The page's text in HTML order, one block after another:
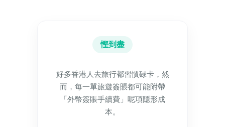
慳到盡
好多香港人去旅行都習慣碌卡，然
而，每一單旅遊簽賬都可能附帶
「外幣簽賬手續費」呢項隱形成
本。